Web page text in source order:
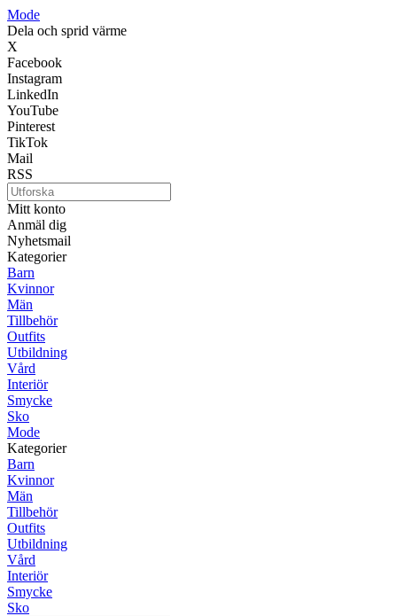
Mode
Dela och sprid värme
X
Facebook
Instagram
LinkedIn
YouTube
Pinterest
TikTok
Mail
RSS
Mitt konto
Anmäl dig
Nyhetsmail
Kategorier
Barn
Kvinnor
Män
Tillbehör
Outfits
Utbildning
Vård
Interiör
Smycke
Sko
Mode
Kategorier
Barn
Kvinnor
Män
Tillbehör
Outfits
Utbildning
Vård
Interiör
Smycke
Sko